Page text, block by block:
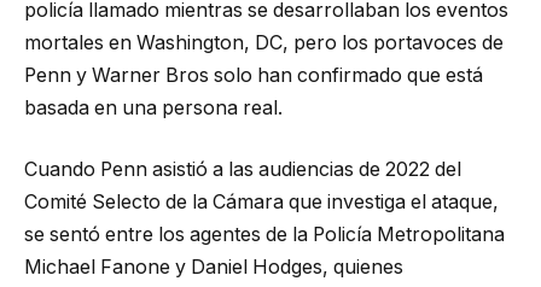
policía llamado mientras se desarrollaban los eventos
mortales en Washington, DC, pero los portavoces de
Penn y Warner Bros solo han confirmado que está
basada en una persona real.
Cuando Penn asistió a las audiencias de 2022 del
Comité Selecto de la Cámara que investiga el ataque,
se sentó entre los agentes de la Policía Metropolitana
Michael Fanone y Daniel Hodges, quienes